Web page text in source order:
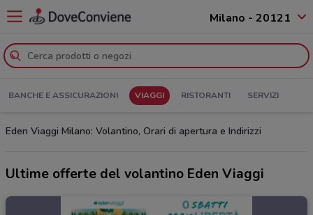
Milano - 20121
BANCHE E ASSICURAZIONI VIAGGI RISTORANTI SERVIZI
Eden Viaggi Milano: Volantino, Orari di apertura e Indirizzi
Ultime offerte del volantino Eden Viaggi